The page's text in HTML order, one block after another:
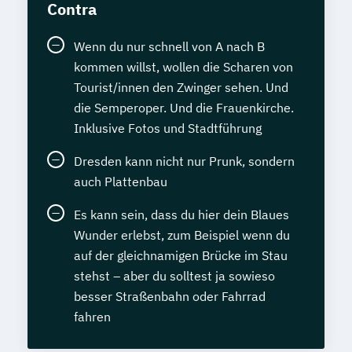
Contra
Wenn du nur schnell von A nach B
kommen willst, wollen die Scharen von
Tourist/innen den Zwinger sehen. Und
die Semperoper. Und die Frauenkirche.
Inklusive Fotos und Stadtführung
Dresden kann nicht nur Prunk, sondern
auch Plattenbau
Es kann sein, dass du hier dein Blaues
Wunder erlebst, zum Beispiel wenn du
auf der gleichnamigen Brücke im Stau
stehst – aber du solltest ja sowieso
besser Straßenbahn oder Fahrrad
fahren